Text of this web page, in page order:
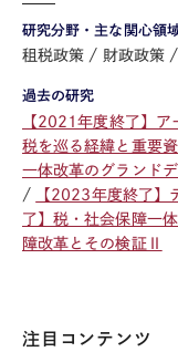
研究分野・主な関心領
租税政策 財政政策
過去の研究
【2021年度終了】
税を巡る経緯と重要
一体改革のグランド
【2023年度終了】
了】税・社会保障一
障改革とその検証Ⅱ
注目コンテンツ